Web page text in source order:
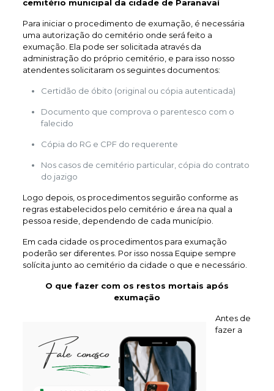
cemitério municipal da cidade de Paranavaí
Para iniciar o procedimento de exumação, é necessária
uma autorização do cemitério onde será feito a
exumação. Ela pode ser solicitada através da
administração do próprio cemitério, e para isso nosso
atendentes solicitaram os seguintes documentos:
Certidão de óbito (original ou cópia autenticada)
Documento que comprova o parentesco com o
falecido
Cópia do RG e CPF do requerente
Nos casos de cemitério particular, cópia do contrato
do jazigo
Logo depois, os procedimentos seguirão conforme as
regras estabelecidos pelo cemitério e área na qual a
pessoa reside, dependendo de cada município.
Em cada cidade os procedimentos para exumação
poderão ser diferentes. Por isso nossa Equipe sempre
solícita junto ao cemitério da cidade o que e necessário.
O que fazer com os restos mortais após
exumação
Antes de
fazer a